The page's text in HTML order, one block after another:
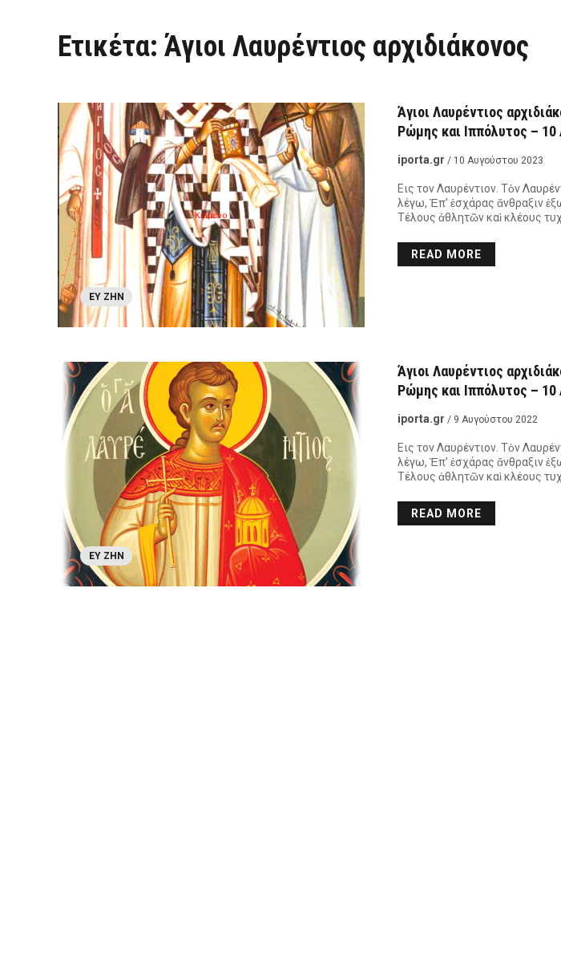
Ετικέτα: Άγιοι Λαυρέντιος αρχιδιάκονος
ΕΥ ΖΗΝ
Άγιοι Λαυρέντιος
Ρώμης και Ιππόλυτος – 10
iporta.gr / 10 Αυγούστου 2023
Eις τον Λαυρέντιον. Τὸν
λέγω, Ἐπ’ ἐσχάρας ἄνθραξιν
Τέλους ἀθλητῶν καὶ κλέους
READ MORE
ΕΥ ΖΗΝ
Άγιοι Λαυρέντιος
Ρώμης και Ιππόλυτος – 10
iporta.gr / 9 Αυγούστου 2022
Eις τον Λαυρέντιον. Τὸν
λέγω, Ἐπ’ ἐσχάρας ἄνθραξιν
Τέλους ἀθλητῶν καὶ κλέους
READ MORE